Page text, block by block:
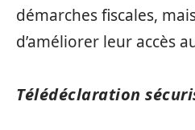
démarches fiscales,
d’améliorer leur accès
Télédéclaration